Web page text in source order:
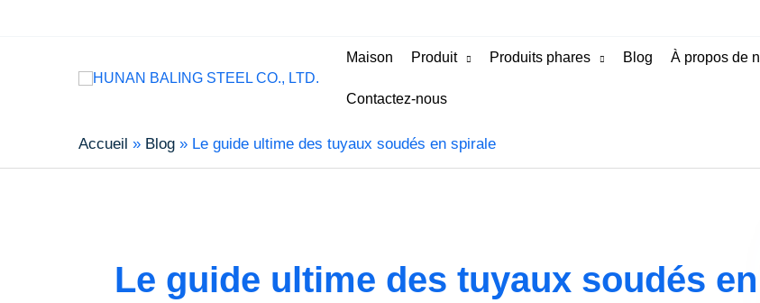
Maison Produit Produits phares Blog À propos de
Contactez-nous
Accueil Blog Le guide ultime des tuyaux soudés en spirale
Le guide ultime des tuyaux soudés en